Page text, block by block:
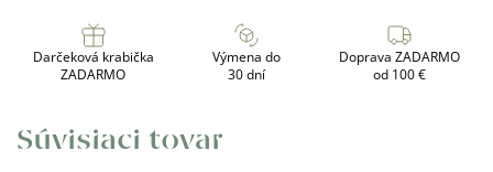
Darčeková krabička
ZADARMO
Výmena do
30 dní
Doprava ZADARMO
od 100 €
Súvisiaci tovar